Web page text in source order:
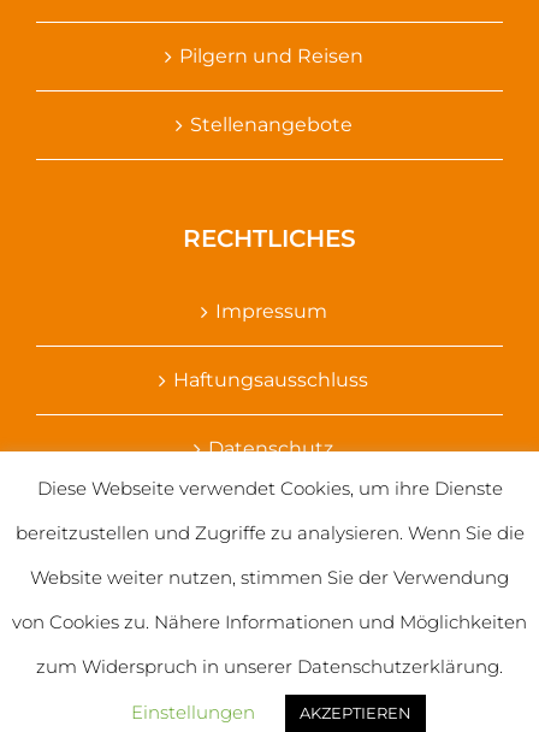
Pilgern und Reisen
Stellenangebote
RECHTLICHES
Impressum
Haftungsausschluss
Datenschutz
© 2020 Salvatorianerinnen weltweit
Diese Webseite verwendet Cookies, um ihre Dienste
bereitzustellen und Zugriffe zu analysieren. Wenn Sie die
Website weiter nutzen, stimmen Sie der Verwendung
von Cookies zu. Nähere Informationen und Möglichkeiten
zum Widerspruch in unserer Datenschutzerklärung.
Einstellungen
AKZEPTIEREN